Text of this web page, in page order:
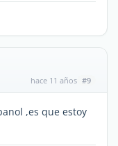
hace 11 años #9
,es que estoy